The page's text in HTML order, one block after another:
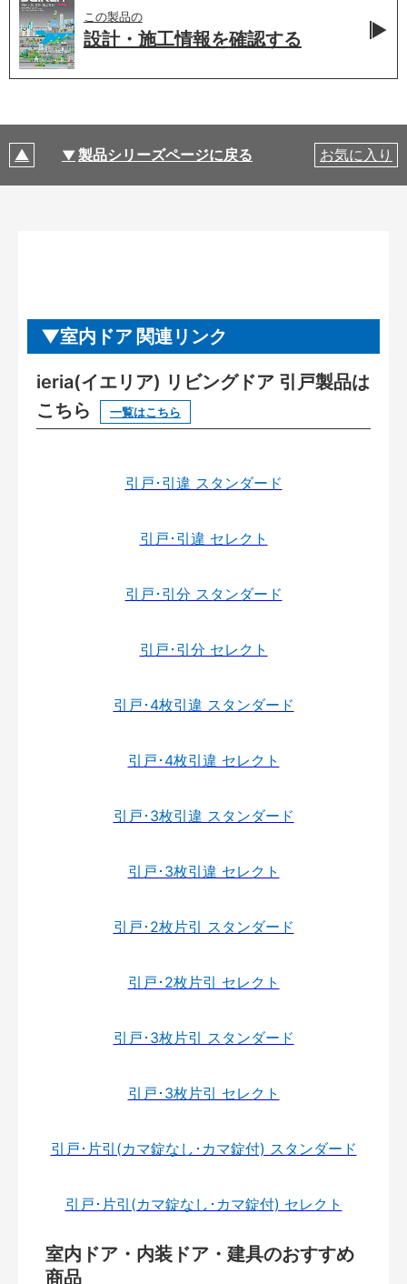
この製品の
設計・施工情報を確認する
製品シリーズページに戻る お気に入り
室内ドア 関連リンク
ieria(イエリア) リビングドア 引戸製品は
こちら
一覧はこちら
引戸･引違 スタンダード
引戸･引違 セレクト
引戸･引分 スタンダード
引戸･引分 セレクト
引戸･4枚引違 スタンダード
引戸･4枚引違 セレクト
引戸･3枚引違 スタンダード
引戸･3枚引違 セレクト
引戸･2枚片引 スタンダード
引戸･2枚片引 セレクト
引戸･3枚片引 スタンダード
引戸･3枚片引 セレクト
引戸･片引(カマ錠なし･カマ錠付) スタンダード
引戸･片引(カマ錠なし･カマ錠付) セレクト
室内ドア・内装ドア・建具のおすすめ
商品